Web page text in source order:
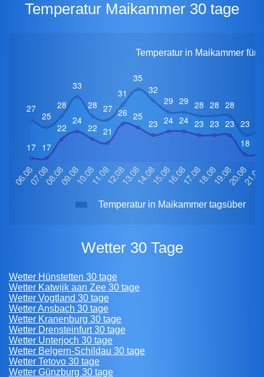
Temperatur Maikammer 30 tage
Temperatur in Maikammer für
Temperatur in Maikammer tagsüber
Wetter 30 Tage
Wetter Hünstetten 30 tage
Wetter Katwijk aan Zee 30 tage
Wetter Vogtland 30 tage
Wetter Ansbach 30 tage
Wetter Kranenburg 30 tage
Wetter Drensteinfurt 30 tage
Wetter Unterjoch 30 tage
Wetter Belgern-Schildau 30 tage
Wetter Tetovo 30 tage
Wetter Günzburg 30 tage